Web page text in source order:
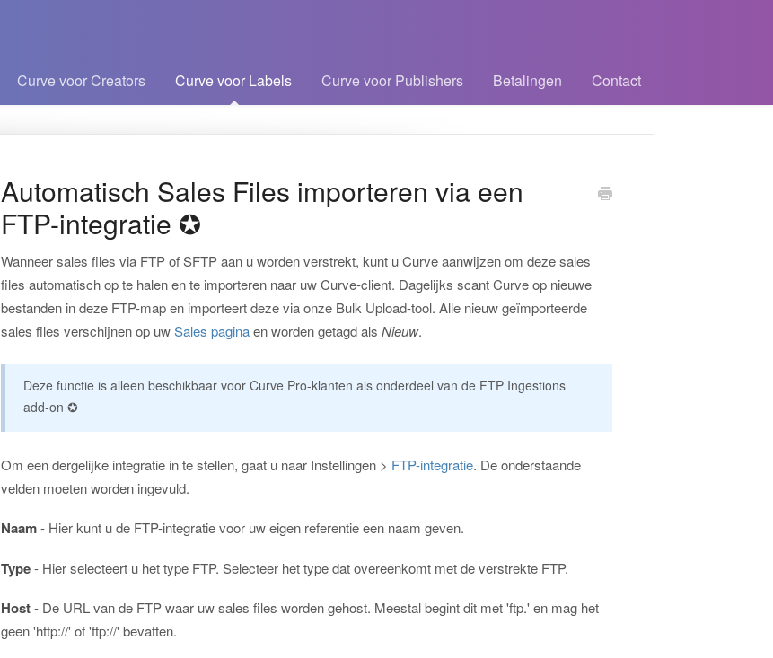
Curve voor Creators Curve voor Labels Curve voor Publishers Betalingen Contact
Automatisch Sales Files importeren via een
FTP-integratie ✪
Wanneer sales files via FTP of SFTP aan u worden verstrekt, kunt u Curve aanwijzen om deze sales
files automatisch op te halen en te importeren naar uw Curve-client. Dagelijks scant Curve op nieuwe
bestanden in deze FTP-map en importeert deze via onze Bulk Upload-tool. Alle nieuw geïmporteerde
sales files verschijnen op uwSales paginaen worden getagd als Nieuw.
Deze functie is alleen beschikbaar voor Curve Pro-klanten als onderdeel van de FTP Ingestions
add-on ✪
Om een dergelijke integratie in te stellen, gaat u naar Instellingen > FTP-integratie. De onderstaande
velden moeten worden ingevuld.
Naam- Hier kunt u de FTP-integratie voor uw eigen referentie een naam geven.
Type- Hier selecteert u het type FTP. Selecteer het type dat overeenkomt met de verstrekte FTP.
Host- De URL van de FTP waar uw sales files worden gehost. Meestal begint dit met 'ftp.' en mag het
geen 'http://' of 'ftp://' bevatten.